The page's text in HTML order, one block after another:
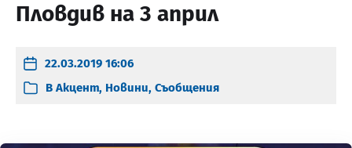
Пловдив на 3 април
22.03.2019 16:06
В Акцент, Новини, Съобщения